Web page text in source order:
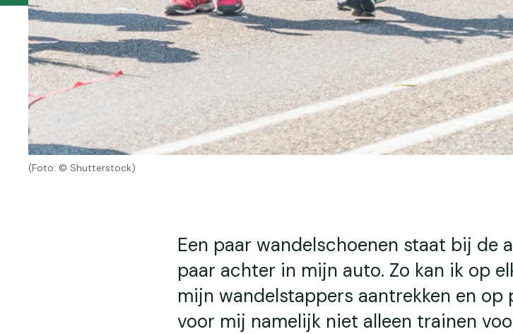
(Foto: © Shutterstock)
Een paar wandelschoenen staat bij de
paar achter in mijn auto. Zo kan ik op
mijn wandelstappers aantrekken en op
voor mij namelijk niet alleen trainen